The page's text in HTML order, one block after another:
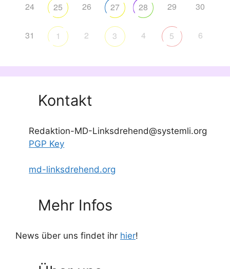
24 25 26 27 28 29 30
31 1 2 3 4 5 6
Kontakt
Redaktion-MD-Linksdrehend@systemli.org
PGP Key
md-linksdrehend.org
Mehr Infos
News über uns findet ihr hier!